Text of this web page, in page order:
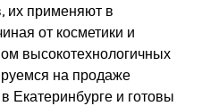
их применяют в
от косметики и
высокотехнологичных
на продаже
Екатеринбурге и готовы